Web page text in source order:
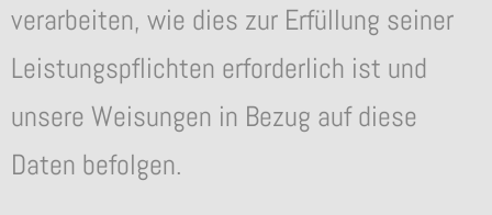
verarbeiten, wie dies zur Erfüllung seiner
Leistungspflichten erforderlich ist und
unsere Weisungen in Bezug auf diese
Daten befolgen.